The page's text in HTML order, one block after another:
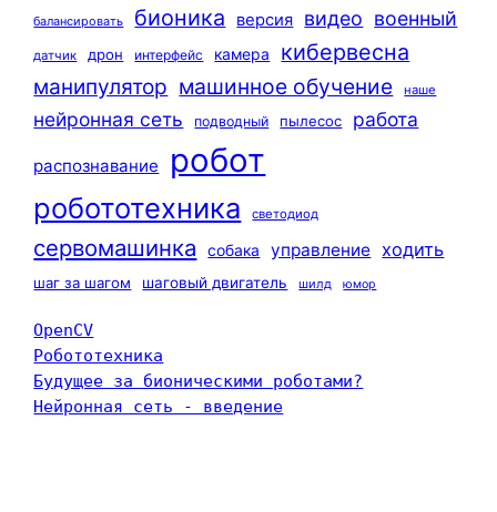
балансировать бионика версия видео военный
датчик дрон интерфейс камера кибервесна
манипулятор машинное обучение наше
нейронная сеть подводный пылесос работа
распознавание робот
робототехника светодиод
сервомашинка собака управление ходить
шаг за шагом шаговый двигатель шилд юмор
OpenCV
Робототехника
Будущее за бионическими роботами?
Нейронная сеть - введение